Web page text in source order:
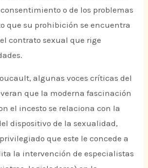
o de los problemas
que su prohibición se encuentra
contrato sexual que rige
algunas voces críticas del
que la moderna fascinación
el incesto se relaciona con la
dispositivo de la sexualidad,
que este le concede a
la intervención de especialistas